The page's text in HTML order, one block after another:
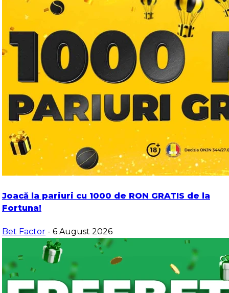
Joacă la pariuri cu 1000 de RON GRATIS de la
Fortuna!
Bet Factor - 6 August 2026